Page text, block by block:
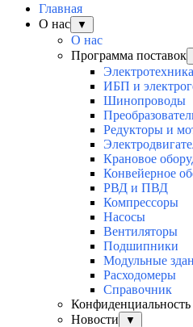
Главная
О нас
▼
О нас
Программа поставок
Электротехника
ИБП и
Шинопроводы
Редукторы и
Крановое
Конвейерное
РВД и ПВД
Компрессоры
Насосы
Вентиляторы
Подшипники
Модульные
Расходомеры
Справочник
Конфиденциальность
Новости
▼